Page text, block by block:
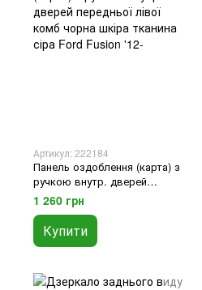
Артикул: 222184
Панель оздоблення (карта) з
ручкою внутр. дверей
передньої лівої комб чорна
шкіра тканина сіра Ford Fusion
'12-
1 260 грн
Купити